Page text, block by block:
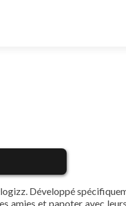
Développé
amies et papoter avec